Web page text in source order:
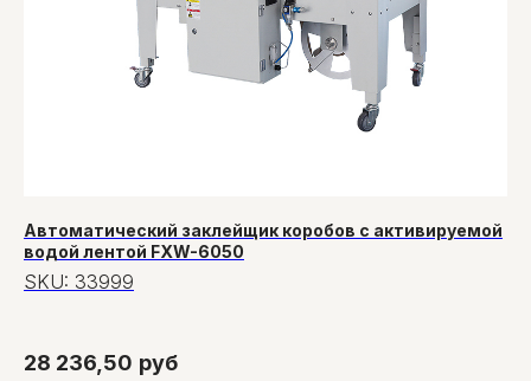
Автоматический заклейщик коробов с активируемой
водой лентой FXW-6050
SKU: 33999
28 236,50 руб